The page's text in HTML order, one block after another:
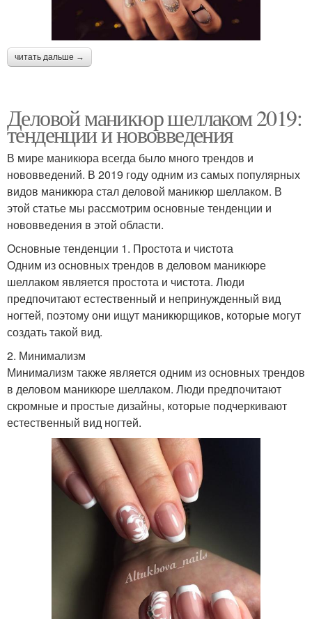
читать дальше →
Деловой маникюр шеллаком 2019:
тенденции и нововведения
В мире маникюра всегда было много трендов и
нововведений. В 2019 году одним из самых популярных
видов маникюра стал деловой маникюр шеллаком. В
этой статье мы рассмотрим основные тенденции и
нововведения в этой области.
Основные тенденции 1. Простота и чистота
Одним из основных трендов в деловом маникюре
шеллаком является простота и чистота. Люди
предпочитают естественный и непринужденный вид
ногтей, поэтому они ищут маникюрщиков, которые могут
создать такой вид.
2. Минимализм
Минимализм также является одним из основных трендов
в деловом маникюре шеллаком. Люди предпочитают
скромные и простые дизайны, которые подчеркивают
естественный вид ногтей.